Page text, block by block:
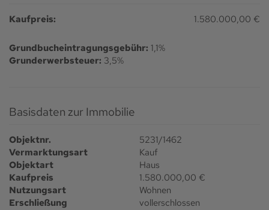
Kaufpreis: 1.580.000,00 €
Grundbucheintragungsgebühr: 1,1%
Grunderwerbsteuer: 3,5%
Basisdaten zur Immobilie
Objektnr.
5231/1462
Vermarktungsart
Kauf
Objektart
Haus
Kaufpreis
1.580.000,00 €
Nutzungsart
Wohnen
Erschließung
vollerschlossen